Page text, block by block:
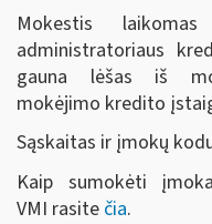
Mokestis
administratoriaus
gauna lėšas iš
mokėjimo kredito
Sąskaitas ir įmokų
Kaip sumokėti
VMI rasite čia.